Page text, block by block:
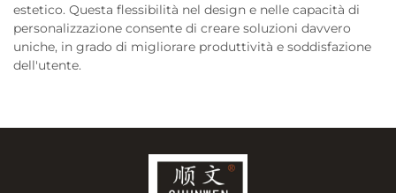
estetico. Questa flessibilità nel design e nelle capacità di
personalizzazione consente di creare soluzioni davvero
uniche, in grado di migliorare produttività e soddisfazione
dell'utente.